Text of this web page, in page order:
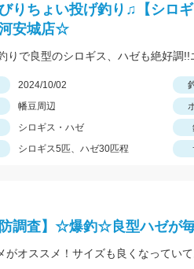
りちょい投げ釣り♫【シロ
安城店☆
2024/10/02
幡豆周辺
シロギス・ハゼ
シロギス5匹、ハゼ30匹程
防調査】☆爆釣☆良型ハゼが
がオススメ！サイズも良くなっていて